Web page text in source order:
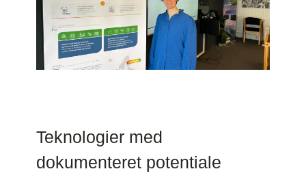
Teknologier med
dokumenteret potentiale